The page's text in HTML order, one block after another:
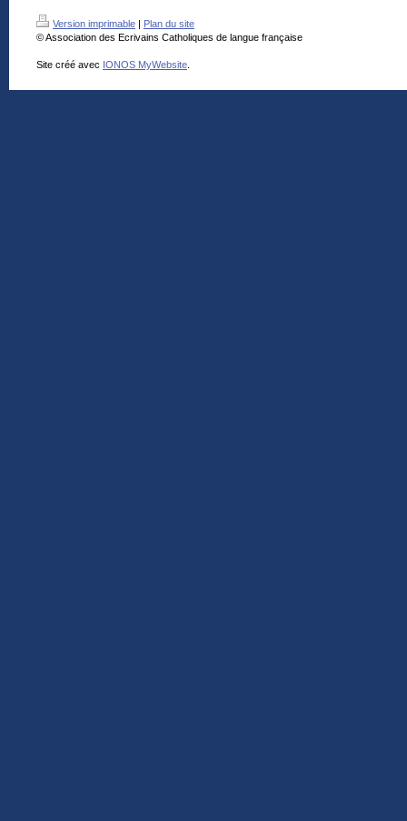
Version imprimable | Plan du site
© Association des Ecrivains Catholiques de langue française
Site créé avec IONOS MyWebsite